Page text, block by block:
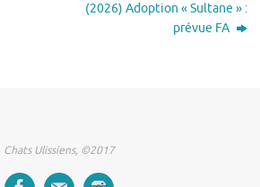
(2026) Adoption « Sultane » :
prévue FA
Chats Ulissiens, ©2017